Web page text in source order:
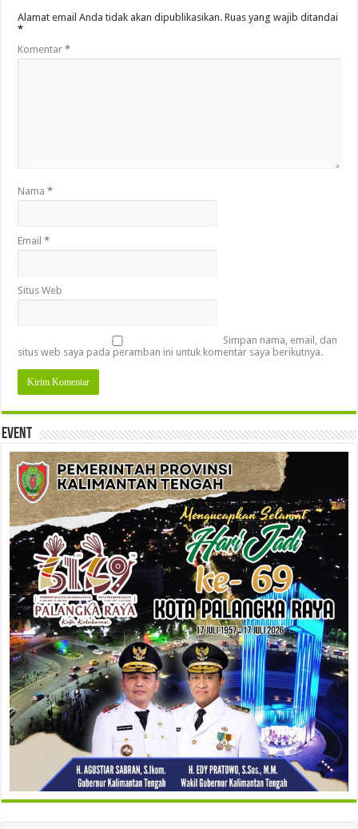
Alamat email Anda tidak akan dipublikasikan. Ruas yang wajib ditandai
*
Komentar*
Nama*
Email*
Situs Web
Simpan nama, email, dan
situs web saya pada peramban ini untuk komentar saya berikutnya.
Event